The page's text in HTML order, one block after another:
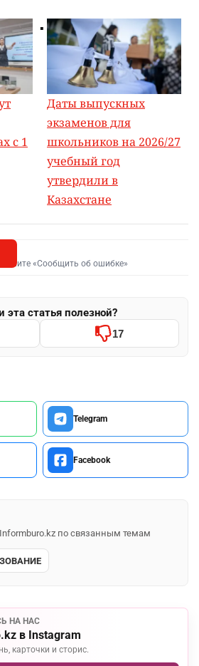
с 1
Даты выпускных
экзаменов для
школьников на 2026/27
учебный год
утвердили в
Казахстане
«Сообщить об ошибке»
эта статья полезной?
17
Telegram
Facebook
по связанным темам
НА НАС
в Instagram
карточки и сторис.